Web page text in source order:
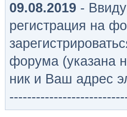
09.08.2019 -
регистрация на
форума (указана
ник и Ваш адрес